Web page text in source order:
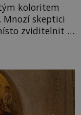
koloritem
Mnozí skeptici
zviditelnit a
základ?